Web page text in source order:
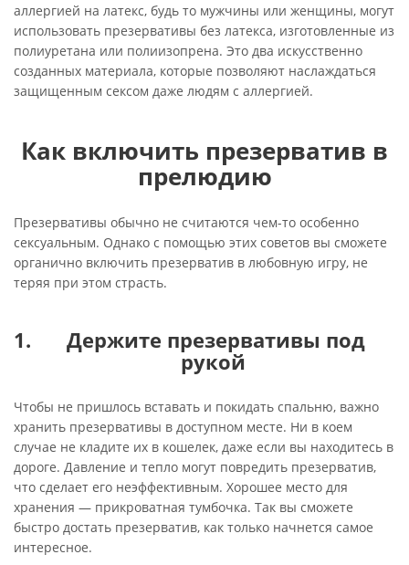
аллергией на латекс, будь то мужчины или женщины, могут
использовать презервативы без латекса, изготовленные из
полиуретана или полиизопрена. Это два искусственно
созданных материала, которые позволяют наслаждаться
защищенным сексом даже людям с аллергией.
Как включить презерватив в
прелюдию
Презервативы обычно не считаются чем-то особенно
сексуальным. Однако с помощью этих советов вы сможете
органично включить презерватив в любовную игру, не
теряя при этом страсть.
Держите презервативы под
рукой
Чтобы не пришлось вставать и покидать спальню, важно
хранить презервативы в доступном месте. Ни в коем
случае не кладите их в кошелек, даже если вы находитесь в
дороге. Давление и тепло могут повредить презерватив,
что сделает его неэффективным. Хорошее место для
хранения — прикроватная тумбочка. Так вы сможете
быстро достать презерватив, как только начнется самое
интересное.